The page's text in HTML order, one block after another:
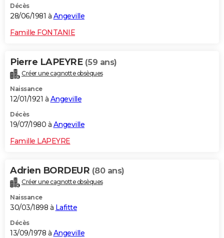
Décès
28/06/1981 à Angeville
Famille FONTANIE
Pierre LAPEYRE (59 ans)
Créer une cagnotte obsèques
Naissance
12/01/1921 à Angeville
Décès
19/07/1980 à Angeville
Famille LAPEYRE
Adrien BORDEUR (80 ans)
Créer une cagnotte obsèques
Naissance
30/03/1898 à Lafitte
Décès
13/09/1978 à Angeville